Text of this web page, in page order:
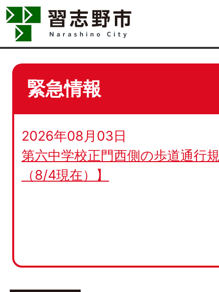
緊急情報
2026年08月03日
第六中学校正門西側の歩道通行
（8/4現在）】